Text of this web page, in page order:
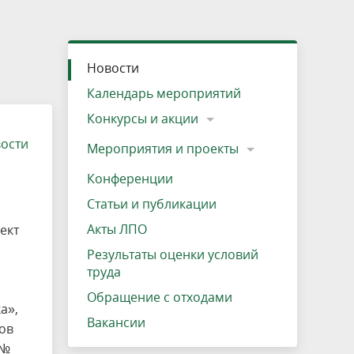
Озеро Плещеево
Вакансии
Экологические тропы и туристские
маршруты
Прокат велосипедов
Адрес, телефон, схема проезда
Результаты оценки условий труда
Интерактивная карта
Кадастр объектов животного мира, не
отнесенных к объектам охоты
Новости
Календарь мероприятий
Конкурсы и акции
Мероприятия и проекты
Конференции
Статьи и публикации
Акты ЛПО
Результаты оценки условий
труда
Обращение с отходами
Вакансии